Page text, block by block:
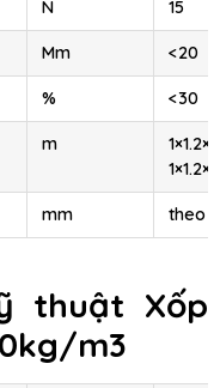
N 15
Mm <20
% <30
m
1×1.2×4
mm theo
thuật Xốp
m3